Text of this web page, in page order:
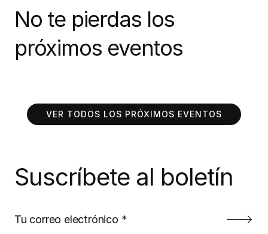
No te pierdas los
próximos eventos
VER TODOS LOS PRÓXIMOS EVENTOS
Suscríbete al boletín